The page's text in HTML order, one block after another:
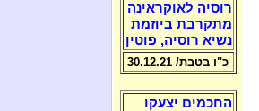
רוסיה לאוקראינה
מתקרבת ביוזמת
נשיא רוסיה, פוטין
כ"ו בטבת/ 30.12.21
החכמים יצעקו